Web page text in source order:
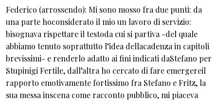
Federico (arrossendo): Mi sono mosso fra due punti: da
una parte hoconsiderato il mio un lavoro di servizio:
bisognava rispettare il testoda cui si partiva -del quale
abbiamo tenuto soprattutto l’idea dellacadenza in capitoli
brevissimi- e renderlo adatto ai fini indicati daStefano per
Stupinigi Fertile, dall’altra ho cercato di fare emergereil
rapporto emotivamente fortissimo fra Stefano e Fritz, la
sua messa inscena come racconto pubblico, mi piaceva